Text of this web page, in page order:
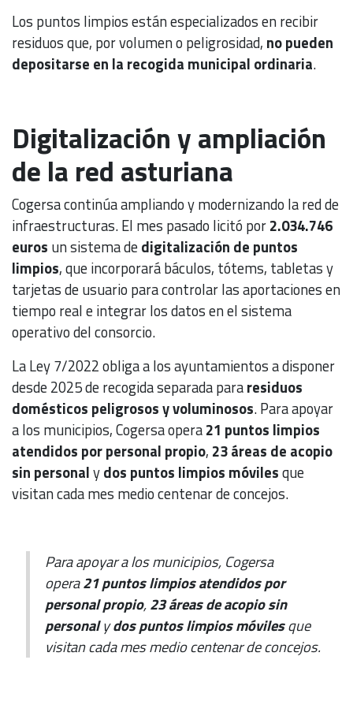
Los puntos limpios están especializados en recibir
residuos que, por volumen o peligrosidad, no pueden
depositarse en la recogida municipal ordinaria.
Digitalización y ampliación
de la red asturiana
Cogersa continúa ampliando y modernizando la red de
infraestructuras. El mes pasado licitó por2.034.746
euros un sistema dedigitalización de puntos
limpios, que incorporará báculos, tótems, tabletas y
tarjetas de usuario para controlar las aportaciones en
tiempo real e integrar los datos en el sistema
operativo del consorcio.
La Ley 7/2022 obliga a los ayuntamientos a disponer
desde 2025 de recogida separada pararesiduos
domésticos peligrosos y voluminosos. Para apoyar
a los municipios, Cogersa opera21 puntos limpios
atendidos por personal propio, 23 áreas de acopio
sin personalydos puntos limpios móvilesque
visitan cada mes medio centenar de concejos.
Para apoyar a los municipios, Cogersa
opera21 puntos limpios atendidos por
personal propio,23 áreas de acopio sin
personalydos puntos limpios móvilesque
visitan cada mes medio centenar de concejos.